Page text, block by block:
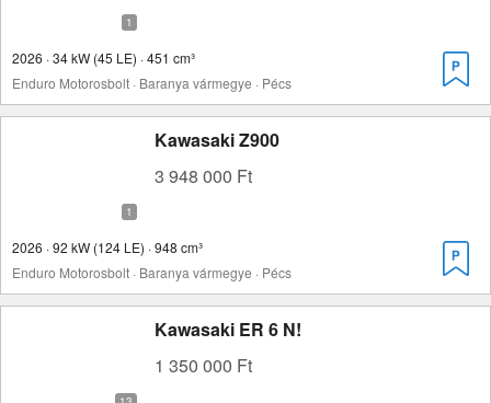
2026 · 34 kW (45 LE) · 451 cm³
Enduro Motorosbolt · Baranya vármegye · Pécs
Kawasaki Z900
3 948 000 Ft
2026 · 92 kW (124 LE) · 948 cm³
Enduro Motorosbolt · Baranya vármegye · Pécs
Kawasaki ER 6 N!
1 350 000 Ft